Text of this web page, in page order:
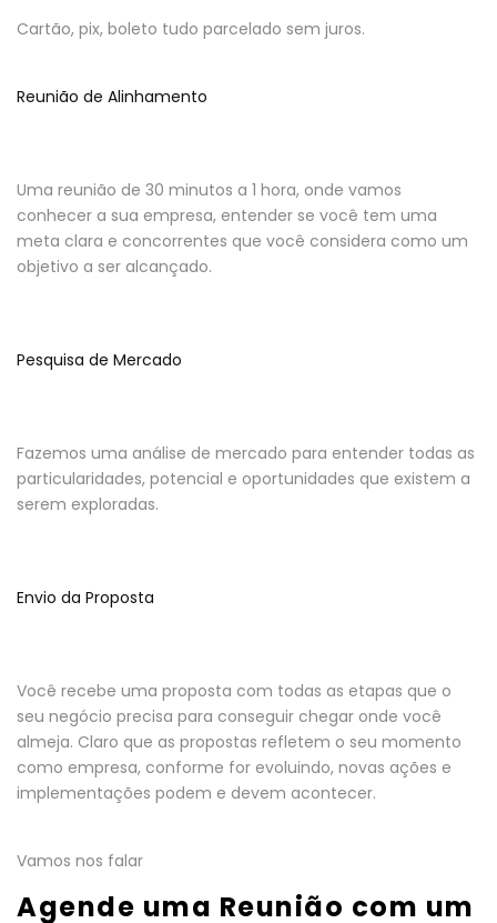
Cartão, pix, boleto tudo parcelado sem juros.
Reunião de Alinhamento
Uma reunião de 30 minutos a 1 hora, onde vamos
conhecer a sua empresa, entender se você tem uma
meta clara e concorrentes que você considera como um
objetivo a ser alcançado.
Pesquisa de Mercado
Fazemos uma análise de mercado para entender todas as
particularidades, potencial e oportunidades que existem a
serem exploradas.
Envio da Proposta
Você recebe uma proposta com todas as etapas que o
seu negócio precisa para conseguir chegar onde você
almeja. Claro que as propostas refletem o seu momento
como empresa, conforme for evoluindo, novas ações e
implementações podem e devem acontecer.
Vamos nos falar
Agende uma Reunião com um